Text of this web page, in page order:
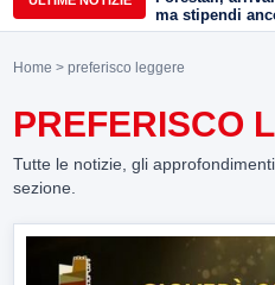
ma stipendi
più sostenibile”
Home > preferisco leggere
PREFERISCO
Tutte le notizie, gli
sezione.